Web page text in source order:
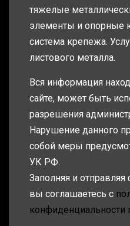
тяжелые
элементы и опорные
система крепежа.
листового металла.
Вся информация
сайте, может быть
разрешения
Нарушение данного
собой меры
УК РФ.
Заполняя и
вы соглашаетесь с